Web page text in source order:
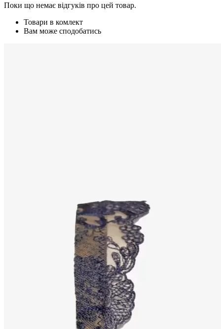
Поки що немає відгуків про цей товар.
Товари в комлект
Вам може сподобатись